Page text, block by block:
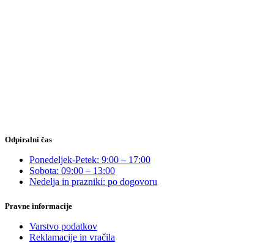
Odpiralni čas
Ponedeljek-Petek: 9:00 – 17:00
Sobota: 09:00 – 13:00
Nedelja in prazniki: po dogovoru
Pravne informacije
Varstvo podatkov
Reklamacije in vračila